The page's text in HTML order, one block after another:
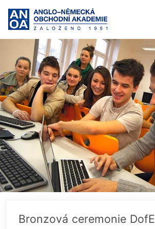
Bronzová ceremonie DofE